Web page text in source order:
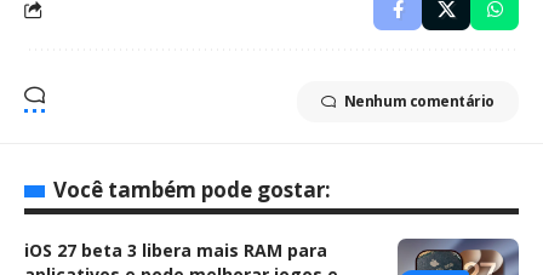
Nenhum comentário
Você também pode gostar:
iOS 27 beta 3 libera mais RAM para